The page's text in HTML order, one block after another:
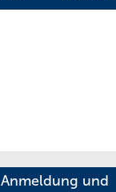
Anmeldung und